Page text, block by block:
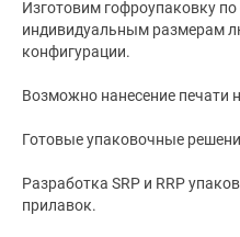
Изготовим гофроупаковку
индивидуальным размерам
конфигурации.
Возможно нанесение печати
Готовые упаковочные
Разработка SRP и RRP
прилавок.